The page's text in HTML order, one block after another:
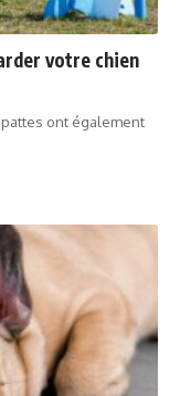
votre chien
ont également